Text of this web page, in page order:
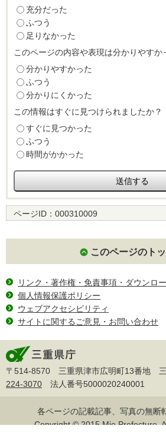
充分だった
ふつう
足りなかった
このページの内容や表現は分かりやすか
分かりやすかった
ふつう
分かりにくかった
この情報はすぐに見つけられましたか？
すぐに見つかった
ふつう
時間がかかった
ページID： 000310009
このページのト
リンク・著作権・免責事項・ダウンロ
個人情報保護ポリシー
ウェブアクセシビリティ
サイトに関するご意見・お問い合わせ
〒514-8570 三重県津市広明町13番地 三
224-3070 法人番号5000020240001
各ページの記載記事、写真の無断
Copyright © 2015 Mie Prefecture,